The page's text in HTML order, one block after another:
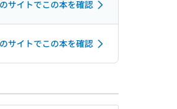
サイトでこの本を確認
サイトでこの本を確認